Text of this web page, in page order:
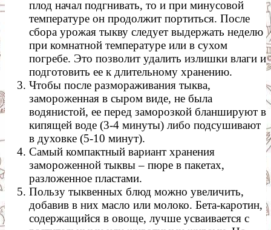
плод начал подгнивать, то и при минусовой
температуре он продолжит портиться. После
сбора урожая тыкву следует выдержать неделю
при комнатной температуре или в сухом
погребе. Это позволит удалить излишки влаги и
подготовить ее к длительному хранению.
Чтобы после размораживания тыква,
замороженная в сыром виде, не была
водянистой, ее перед заморозкой бланшируют в
кипящей воде (3-4 минуты) либо подсушивают
в духовке (5-10 минут).
Самый компактный вариант хранения
замороженной тыквы – пюре в пакетах,
разложенное пластами.
Пользу тыквенных блюд можно увеличить,
добавив в них масло или молоко. Бета-каротин,
содержащийся в овоще, лучше усваивается с